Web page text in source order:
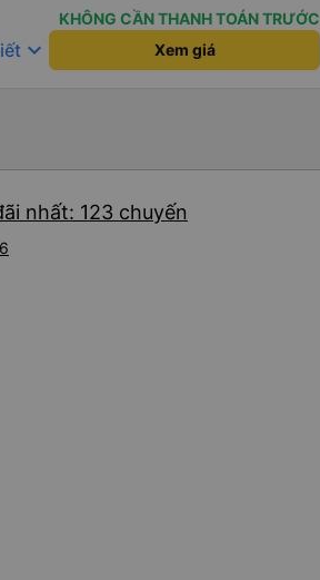
KHÔNG CẦN THANH TOÁN TRƯỚC
keyboard_arrow_down Xem giá
nhất: 123 chuyến